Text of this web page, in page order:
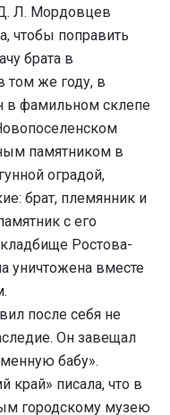
Л. Мордовцев
чтобы поправить
брата в
том же году, в
в фамильном склепе
памятником в
оградой,
брат, племянник и
с его
Ростова-
уничтожена вместе
после себя не
Он завещал
бабу».
край» писала, что в
городскому музею